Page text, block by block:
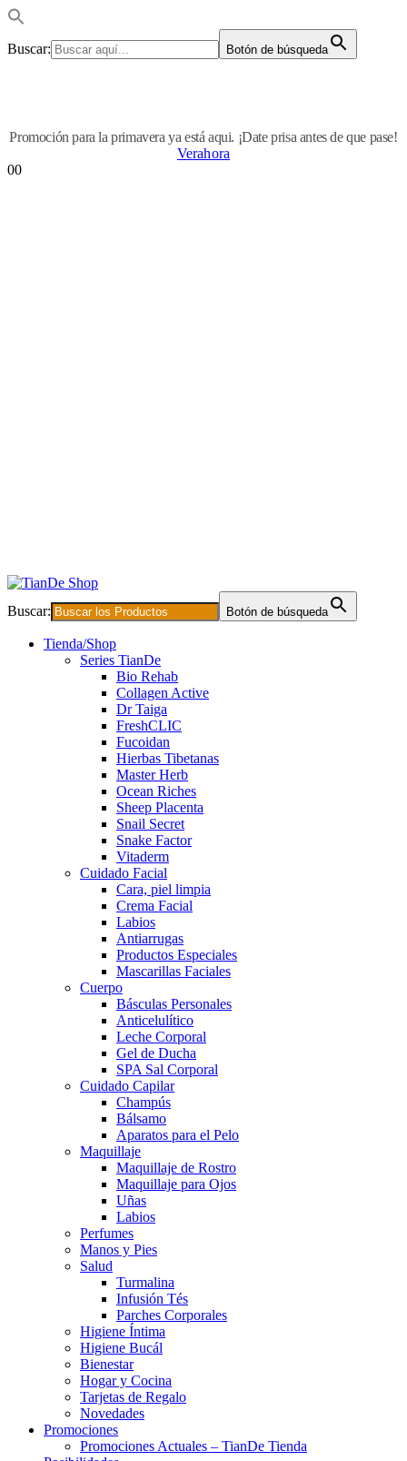
Buscar: Botón de búsqueda
Promoción para la primavera ya está aqui. ¡Date prisa antes de que pase!
Verahora
00
Buscar: Botón de búsqueda
Tienda/Shop
Series TianDe
Bio Rehab
Collagen Active
Dr Taiga
FreshCLIC
Fucoidan
Hierbas Tibetanas
Master Herb
Ocean Riches
Sheep Placenta
Snail Secret
Snake Factor
Vitaderm
Cuidado Facial
Cara, piel limpia
Crema Facial
Labios
Antiarrugas
Productos Especiales
Mascarillas Faciales
Cuerpo
Básculas Personales
Anticelulítico
Leche Corporal
Gel de Ducha
SPA Sal Corporal
Cuidado Capilar
Champús
Bálsamo
Aparatos para el Pelo
Maquillaje
Maquillaje de Rostro
Maquillaje para Ojos
Uñas
Labios
Perfumes
Manos y Pies
Salud
Turmalina
Infusión Tés
Parches Corporales
Higiene Íntima
Higiene Bucál
Bienestar
Hogar y Cocina
Tarjetas de Regalo
Novedades
Promociones
Promociones Actuales – TianDe Tienda